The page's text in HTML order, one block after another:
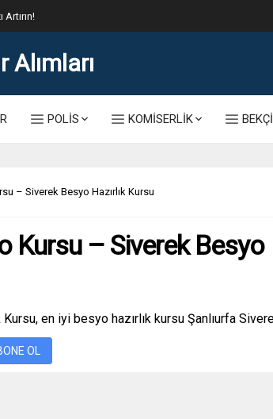
ve Başvuru Ekranı
POLİS KOMİSERLİK BEKÇİ
– Siverek Besyo Hazırlık Kursu
Kursu – Siverek Besyo
en iyi besyo hazırlık kursu Şanlıurfa
OL